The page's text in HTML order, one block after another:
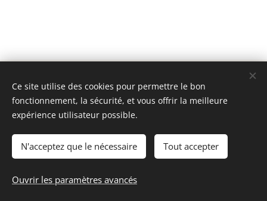
Ajouter au panier
mini model rails
Langues
Français
Nederlands
Ce site utilise des cookies pour permettre le bon
fonctionnement, la sécurité, et vous offrir la meilleure
expérience utilisateur possible.
N'acceptez que le nécessaire Tout accepter
Ouvrir les paramètres avancés